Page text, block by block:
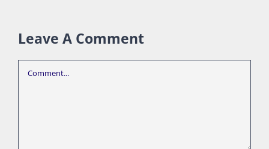
Leave A Comment
Comment